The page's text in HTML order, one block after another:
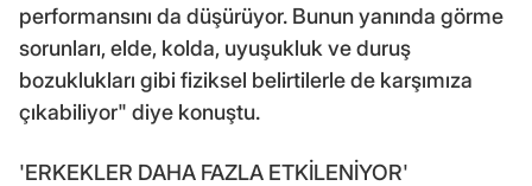
performansını da düşürüyor. Bunun yanında görme
sorunları, elde, kolda, uyuşukluk ve duruş
bozuklukları gibi fiziksel belirtilerle de karşımıza
çıkabiliyor" diye konuştu.
'ERKEKLER DAHA FAZLA ETKİLENİYOR'